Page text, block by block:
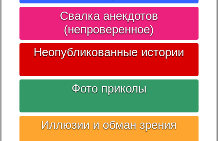
Свалка анекдотов
(непроверенное)
Неопубликованные истории
Фото приколы
Иллюзии и обман зрения